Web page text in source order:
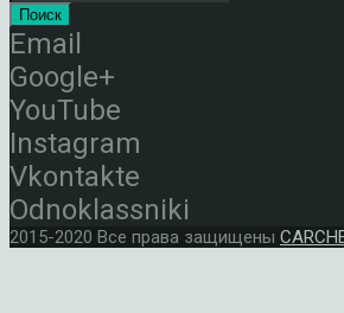
Поиск
Email
Google+
YouTube
Instagram
Vkontakte
Odnoklassniki
2015-2020 Все права защищены